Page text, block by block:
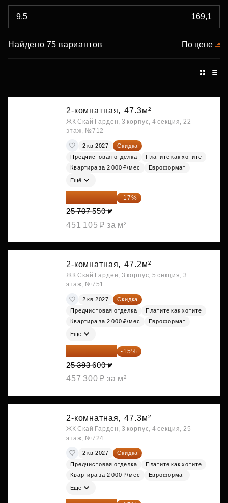
Найдено 75 вариантов По цене
2-комнатная, 47.3м²
ЖК Скай Гарден, 3 корпус, 4 секция, 22
этаж, №712
2 кв 2027
Скидка
Предчистовая отделка
Платите как хотите
Квартира за 2 000 ₽/мес
Евроформат
Ещё
21 337 267 ₽ -17%
25 707 550 ₽
451 105 ₽ за м²
2-комнатная, 47.2м²
ЖК Скай Гарден, 3 корпус, 5 секция, 3
этаж, №751
2 кв 2027
Скидка
Предчистовая отделка
Платите как хотите
Квартира за 2 000 ₽/мес
Евроформат
Ещё
21 584 560 ₽ -15%
25 393 600 ₽
457 300 ₽ за м²
2-комнатная, 47.3м²
ЖК Скай Гарден, 3 корпус, 4 секция, 25
этаж, №724
2 кв 2027
Скидка
Предчистовая отделка
Платите как хотите
Квартира за 2 000 ₽/мес
Евроформат
Ещё